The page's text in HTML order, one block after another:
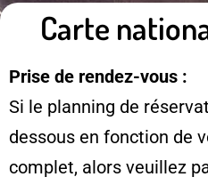
Carte
Prise de rendez-vous :
Si le planning de
dessous en fonction de
complet, alors veuillez